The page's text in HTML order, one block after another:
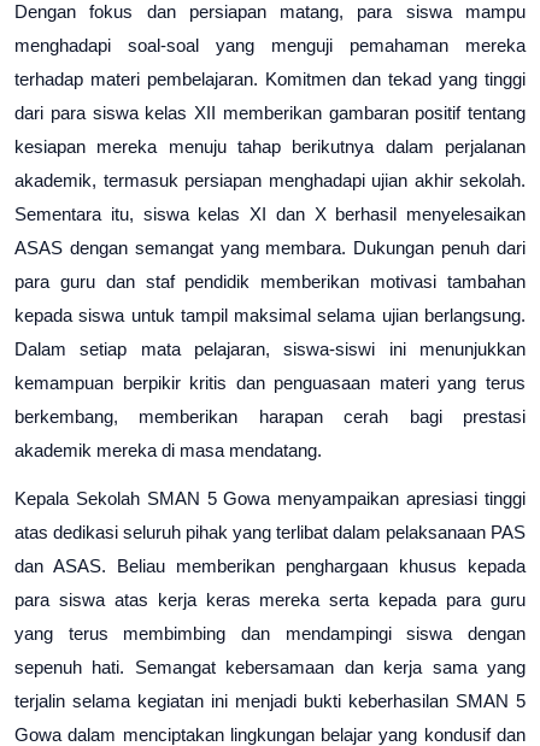
Dengan fokus dan persiapan matang, para siswa mampu
menghadapi soal-soal yang menguji pemahaman mereka
terhadap materi pembelajaran. Komitmen dan tekad yang tinggi
dari para siswa kelas XII memberikan gambaran positif tentang
kesiapan mereka menuju tahap berikutnya dalam perjalanan
akademik, termasuk persiapan menghadapi ujian akhir sekolah.
Sementara itu, siswa kelas XI dan X berhasil menyelesaikan
ASAS dengan semangat yang membara. Dukungan penuh dari
para guru dan staf pendidik memberikan motivasi tambahan
kepada siswa untuk tampil maksimal selama ujian berlangsung.
Dalam setiap mata pelajaran, siswa-siswi ini menunjukkan
kemampuan berpikir kritis dan penguasaan materi yang terus
berkembang, memberikan harapan cerah bagi prestasi
akademik mereka di masa mendatang.
Kepala Sekolah SMAN 5 Gowa menyampaikan apresiasi tinggi
atas dedikasi seluruh pihak yang terlibat dalam pelaksanaan PAS
dan ASAS. Beliau memberikan penghargaan khusus kepada
para siswa atas kerja keras mereka serta kepada para guru
yang terus membimbing dan mendampingi siswa dengan
sepenuh hati. Semangat kebersamaan dan kerja sama yang
terjalin selama kegiatan ini menjadi bukti keberhasilan SMAN 5
Gowa dalam menciptakan lingkungan belajar yang kondusif dan